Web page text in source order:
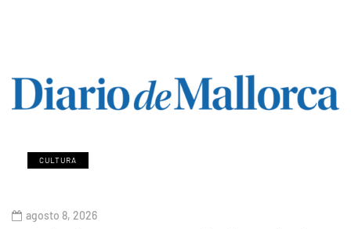
CULTURA
agosto 8, 2026